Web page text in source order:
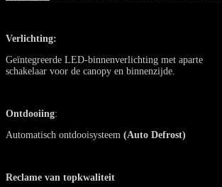
Verlichting:
Geïntegreerde LED-binnenverlichting met aparte
schakelaar voor de canopy en binnenzijde.
Ontdooiing:
Automatisch ontdooisysteem (Auto Defrost)
Reclame van topkwaliteit